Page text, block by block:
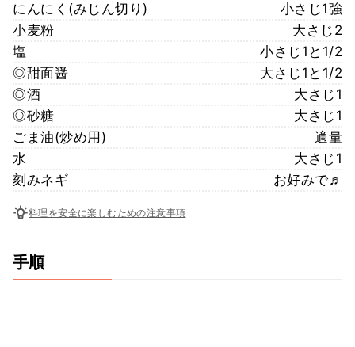
にんにく(みじん切り)
小さじ1強
小麦粉
大さじ2
塩
小さじ1と1/2
◎甜面醤
大さじ1と1/2
◎酒
大さじ1
◎砂糖
大さじ1
ごま油(炒め用)
適量
水
大さじ1
刻みネギ
お好みで♬
料理を安全に楽しむための注意事項
手順